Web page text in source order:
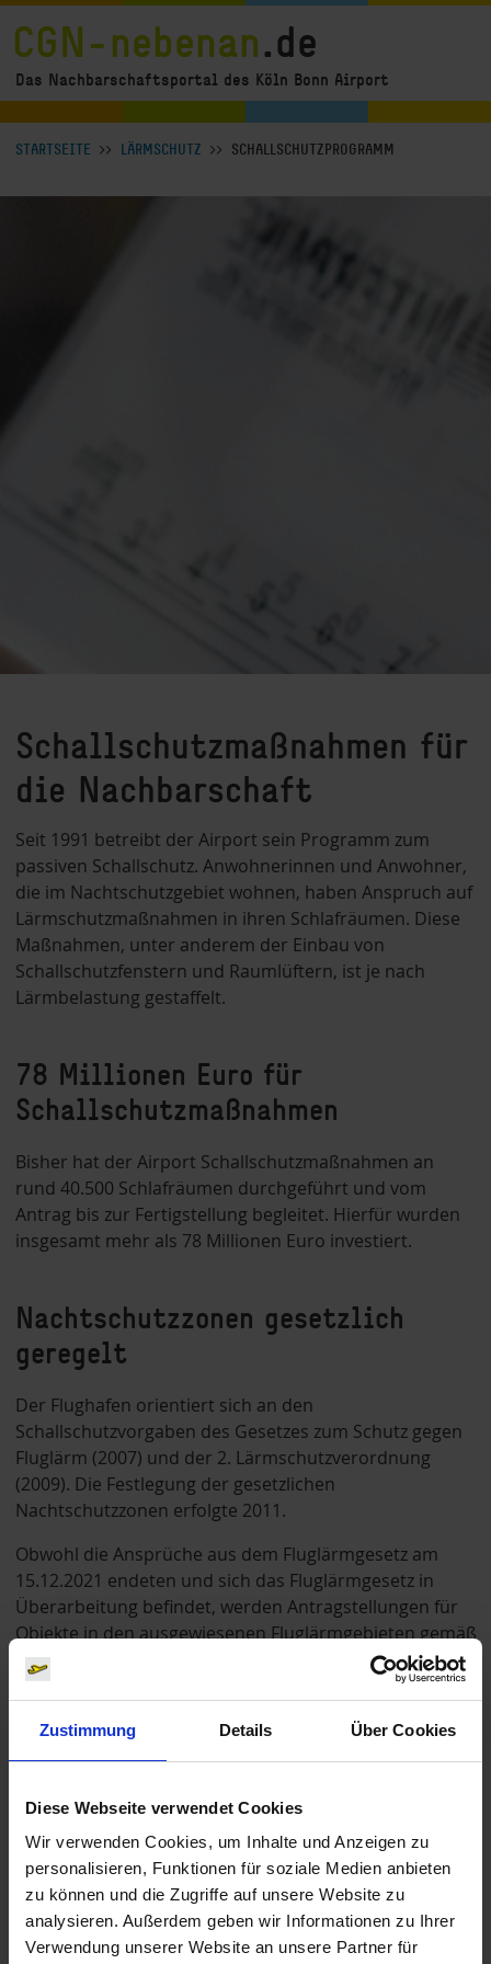
Zustimmung Details Über Cookies
Diese Webseite verwendet Cookies
Wir verwenden Cookies, um Inhalte und Anzeigen zu
personalisieren, Funktionen für soziale Medien anbieten
zu können und die Zugriffe auf unsere Website zu
analysieren. Außerdem geben wir Informationen zu Ihrer
Verwendung unserer Website an unsere Partner für
CGN-nebenan.de
Das Nachbarschaftsportal des Köln Bonn Airport
STARTSEITE LÄRMSCHUTZ SCHALLSCHUTZPROGRAMM
Schallschutzmaßnahmen für
die Nachbarschaft
Seit 1991 betreibt der Airport sein Programm zum
passiven Schallschutz. Anwohnerinnen und Anwohner,
die im Nachtschutzgebiet wohnen, haben Anspruch auf
Lärmschutzmaßnahmen in ihren Schlafräumen. Diese
Maßnahmen, unter anderem der Einbau von
Schallschutzfenstern und Raumlüftern, ist je nach
Lärmbelastung gestaffelt.
78 Millionen Euro für
Schallschutzmaßnahmen
Bisher hat der Airport Schallschutzmaßnahmen an
rund 40.500 Schlafräumen durchgeführt und vom
Antrag bis zur Fertigstellung begleitet. Hierfür wurden
insgesamt mehr als 78 Millionen Euro investiert.
Nachtschutzzonen gesetzlich
geregelt
Der Flughafen orientiert sich an den
Schallschutzvorgaben des Gesetzes zum Schutz gegen
Fluglärm (2007) und der 2. Lärmschutzverordnung
(2009). Die Festlegung der gesetzlichen
Nachtschutzzonen erfolgte 2011.
Obwohl die Ansprüche aus dem Fluglärmgesetz am
15.12.2021 endeten und sich das Fluglärmgesetz in
Überarbeitung befindet, werden Antragstellungen für
Objekte in den ausgewiesenen Fluglärmgebieten gemäß
den gesetzlichen Vorgaben bis zum 15.12.2027
weiterhin seitens der Flughafengesellschaft auf
Ob die Möglichkeit einer Antragstellung gegeben ist,
TIM ONLINE
Zusätzlich freiwillige Leistungen